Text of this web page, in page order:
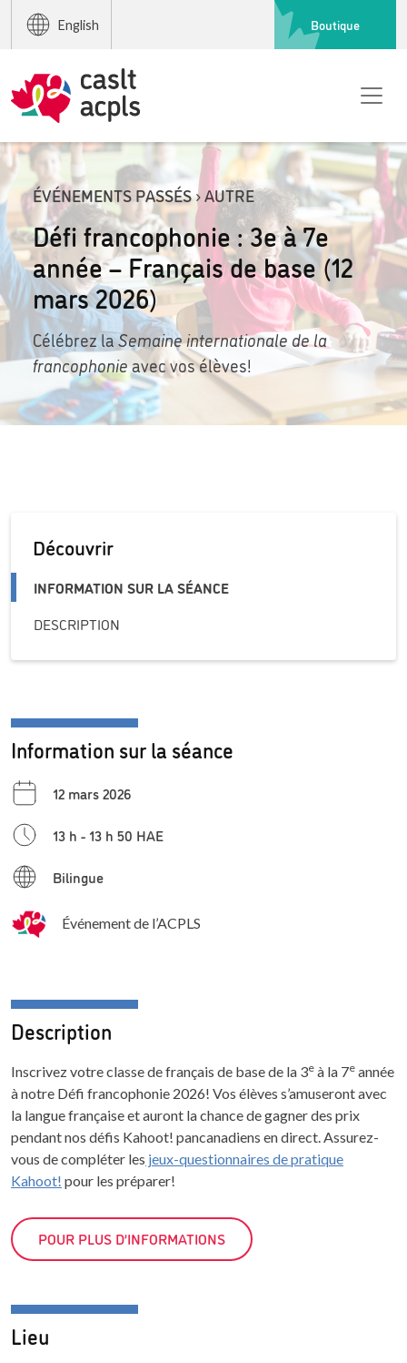
English Boutique
ÉVÉNEMENTS PASSÉS › AUTRE
Défi francophonie : 3e à 7e
année – Français de base (12
mars 2026)
Célébrez laSemaine internationale de la
francophonieavec vos élèves!
Découvrir
INFORMATION SUR LA SÉANCE
DESCRIPTION
Information sur la séance
12 mars 2026
13 h - 13 h 50 HAE
Bilingue
Événement de l’ACPLS
Description
Inscrivez votre classe de français de base de la 3e à la 7e année
à notre Défi francophonie 2026! Vos élèves s’amuseront avec
la langue française et auront la chance de gagner des prix
pendant nos défis Kahoot! pancanadiens en direct. Assurez-
vous de compléter les jeux-questionnaires de pratique
Kahoot! pour les préparer!
POUR PLUS D’INFORMATIONS
Lieu